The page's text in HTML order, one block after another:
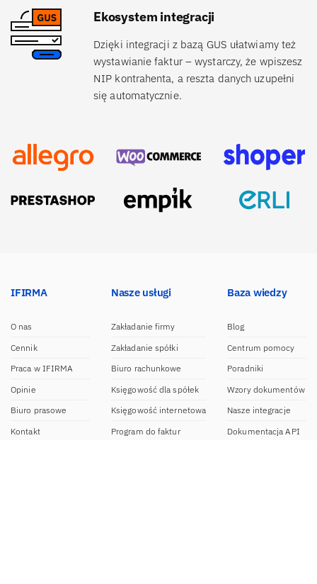
Ekosystem integracji
Dzięki integracji z bazą GUS ułatwiamy też
wystawianie faktur – wystarczy, że wpiszesz
NIP kontrahenta, a reszta danych uzupełni
się automatycznie.
IFIRMA
O nas
Cennik
Praca w IFIRMA
Opinie
Biuro prasowe
Kontakt
Nasze usługi
Zakładanie firmy
Zakładanie spółki
Biuro rachunkowe
Księgowość dla spółek
Księgowość internetowa
Program do faktur
Baza wiedzy
Blog
Centrum pomocy
Poradniki
Wzory dokumentów
Nasze integracje
Dokumentacja API